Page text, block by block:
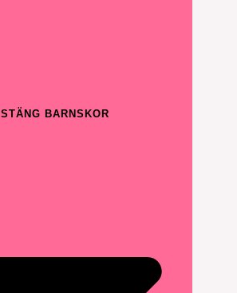
STÄNG BARNSKOR